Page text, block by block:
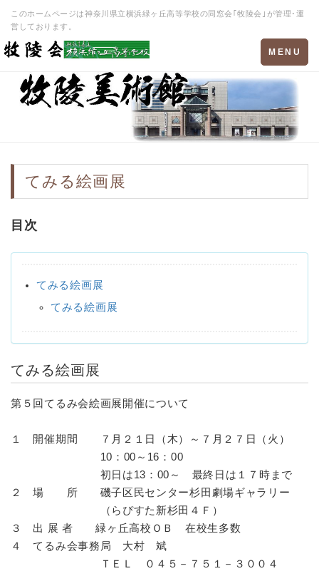
このホームページは神奈川県立横浜緑ヶ丘高等学校の同窓会｢牧陵会｣が管理･運
営しております。
Toggle
navigation
MENU
てみる絵画展
目次
てみる絵画展
てみる絵画展
てみる絵画展
第５回てるみ会絵画展開催について
１ 開催期間 ７月２１日（木）～７月２７日（火）
10：00～16：00
初日は13：00～ 最終日は１７時まで
２ 場 所 磯子区民センター杉田劇場ギャラリー
（らぴすた新杉田４Ｆ）
３ 出 展 者 緑ヶ丘高校ＯＢ 在校生多数
４ てるみ会事務局 大村 斌
ＴＥＬ ０４５－７５１－３００４